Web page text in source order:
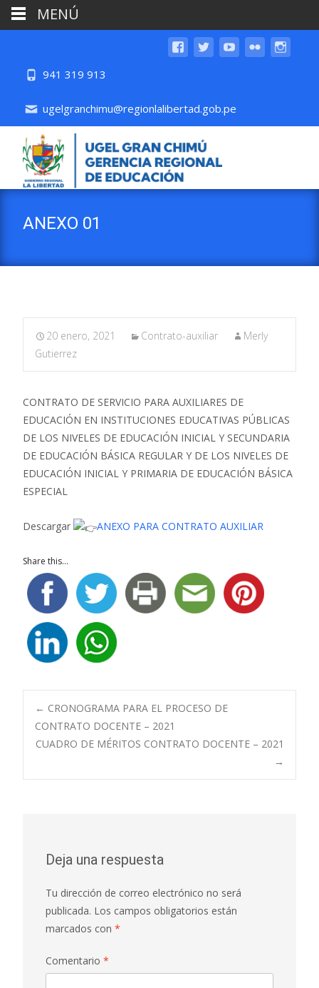
941 319 913
ugelgranchimu@regionlalibertad.gob.pe
ANEXO 01
20 enero, 2021 Contrato-auxiliar
Merly
Gutierrez
CONTRATO DE SERVICIO PARA AUXILIARES DE
EDUCACIÓN EN INSTITUCIONES EDUCATIVAS PÚBLICAS
DE LOS NIVELES DE EDUCACIÓN INICIAL Y SECUNDARIA
DE EDUCACIÓN BÁSICA REGULAR Y DE LOS NIVELES DE
EDUCACIÓN INICIAL Y PRIMARIA DE EDUCACIÓN BÁSICA
ESPECIAL
Descargar ANEXO PARA CONTRATO AUXILIAR
Share this...
Navegación
← CRONOGRAMA PARA EL PROCESO DE
CONTRATO DOCENTE – 2021
CUADRO DE MÉRITOS CONTRATO DOCENTE – 2021
→
Deja una respuesta
Tu dirección de correo electrónico no será
publicada. Los campos obligatorios están
marcados con *
Comentario *
MENÚ